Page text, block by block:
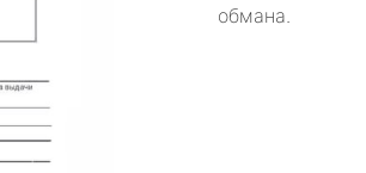
обмана.